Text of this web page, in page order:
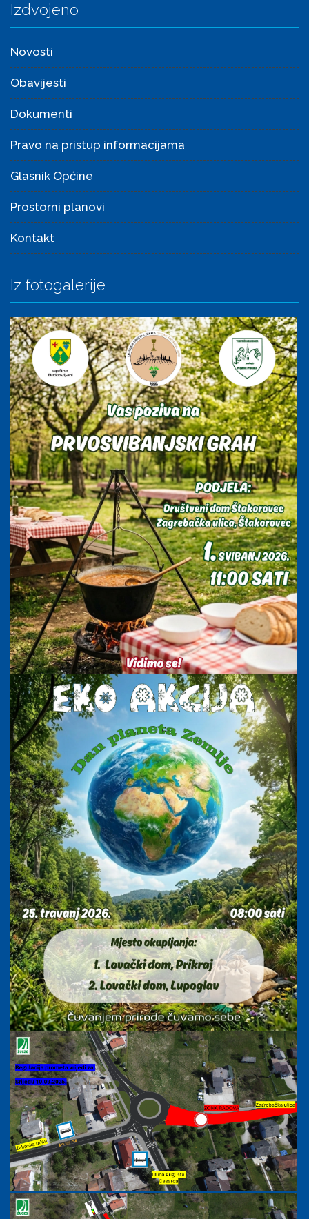
Izdvojeno
Novosti
Obavijesti
Dokumenti
Pravo na pristup informacijama
Glasnik Općine
Prostorni planovi
Kontakt
Iz fotogalerije